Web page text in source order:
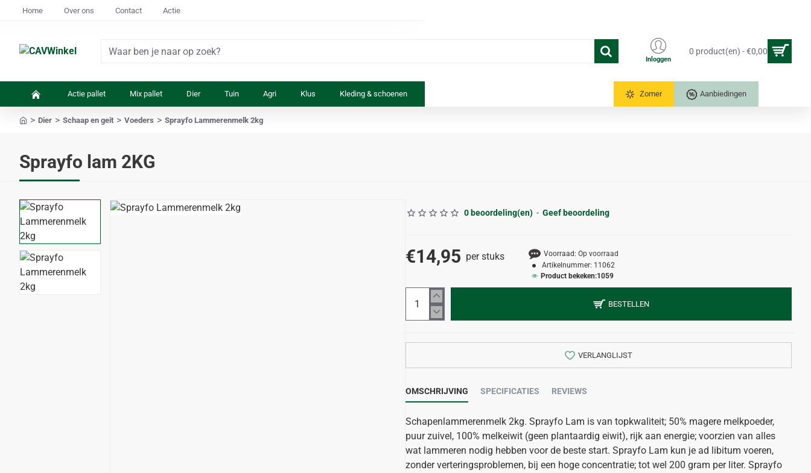
Home Over ons Contact Actie
Waar
op
Inloggen
0 product(en) - €0,00
Actie pallet Mix pallet Dier Tuin Agri Klus Kleding & schoenen Zomer Aanbiedingen
Sprayfo lam 2KG
Dier Schaap en geit Voeders Sprayfo Lammerenmelk 2kg
0 beoordeling(en) - Geef beoordeling
€14,95 per stuks Voorraad: Op voorraad
Artikelnummer: 11062
Product bekeken:1059
BESTELLEN
VERLANGLIJST
OMSCHRIJVING SPECIFICATIES REVIEWS
Schapenlammerenmelk 2kg. Sprayfo Lam is van topkwaliteit; 50% magere melkpoeder,
puur zuivel, 100% melkeiwit (geen plantaardig eiwit), rijk aan energie; voorzien van alles
wat lammeren nodig hebben voor de beste start. Sprayfo Lam kun je ad libitum voeren,
zonder verteringsproblemen, bij een hoge concentratie; tot wel 200 gram per liter. Sprayfo